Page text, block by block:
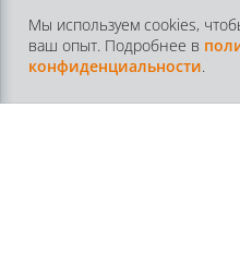
конфиденциальности
Контакты